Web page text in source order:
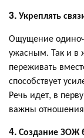
3. Укреплять
Ощущение
ужасным. Так и в
переживать
способствует
Речь идет, в
важны
4. Создание ЗОЖ